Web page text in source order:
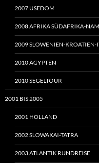
2007 USEDOM
2008 AFRIKA SÜDAFRIKA-
2009 SLOWENIEN-KROATIEN-
2010 ÄGYPTEN
2010 SEGELTOUR
2001 BIS 2005
2001 HOLLAND
2002 SLOWAKAI-TATRA
2003 ATLANTIK RUNDREISE